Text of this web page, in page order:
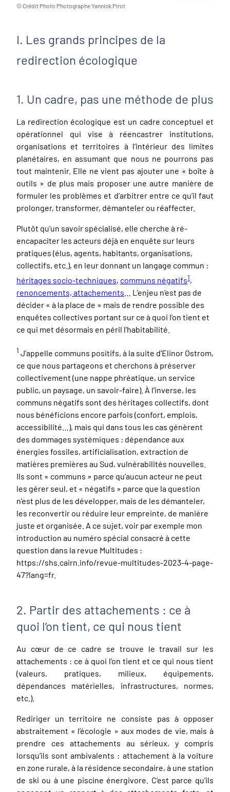
© Crédit Photo Photographe Yannick Pirot
I. Les grands principes de la
redirection écologique
1. Un cadre, pas une méthode de plus
La redirection écologique est un cadre conceptuel et
opérationnel qui vise à réencastrer institutions,
organisations et territoires à l’intérieur des limites
planétaires, en assumant que nous ne pourrons pas
tout maintenir. Elle ne vient pas ajouter une « boîte à
outils » de plus mais proposer une autre manière de
formuler les problèmes et d’arbitrer entre ce qu’il faut
prolonger, transformer, démanteler ou réaffecter.
Plutôt qu’un savoir spécialisé, elle cherche à ré-
encapaciter les acteurs déjà en enquête sur leurs
pratiques (élus, agents, habitants, organisations,
collectifs, etc.), en leur donnant un langage commun :
héritages socio-techniques, communs négatifs1,
renoncements, attachements … L’enjeu n’est pas de
décider « à la place de » mais de rendre possible des
enquêtes collectives portant sur ce à quoi l’on tient et
ce qui met désormais en péril l’habitabilité.
1 J’appelle communs positifs, à la suite d’Elinor Ostrom,
ce que nous partageons et cherchons à préserver
collectivement (une nappe phréatique, un service
public, un paysage, un savoir-faire). À l’inverse, les
communs négatifs sont des héritages collectifs, dont
nous bénéficions encore parfois (confort, emplois,
accessibilité…), mais qui dans tous les cas génèrent
des dommages systémiques : dépendance aux
énergies fossiles, artificialisation, extraction de
matières premières au Sud, vulnérabilités nouvelles.
Ils sont « communs » parce qu’aucun acteur ne peut
les gérer seul, et « négatifs » parce que la question
n’est plus de les développer, mais de les démanteler,
les reconvertir ou réduire leur empreinte, de manière
juste et organisée. A ce sujet, voir par exemple mon
introduction au numéro spécial consacré à cette
question dans la revue Multitudes :
https://shs.cairn.info/revue-multitudes-2023-4-page-
47?lang=fr.
2. Partir des attachements : ce à
quoi l’on tient, ce qui nous tient
Au cœur de ce cadre se trouve le travail sur les
attachements : ce à quoi l’on tient et ce qui nous tient
(valeurs, pratiques, milieux, équipements,
dépendances matérielles, infrastructures, normes,
etc.).
Rediriger un territoire ne consiste pas à opposer
abstraitement « l’écologie » aux modes de vie, mais à
prendre ces attachements au sérieux, y compris
lorsqu’ils sont ambivalents : attachement à la voiture
en zone rurale, à la résidence secondaire, à une station
de ski ou à une piscine énergivore. C’est parce qu’ils